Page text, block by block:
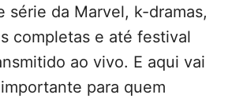
série da Marvel, k-dramas,
completas e até festival
ao vivo. E aqui vai
para quem